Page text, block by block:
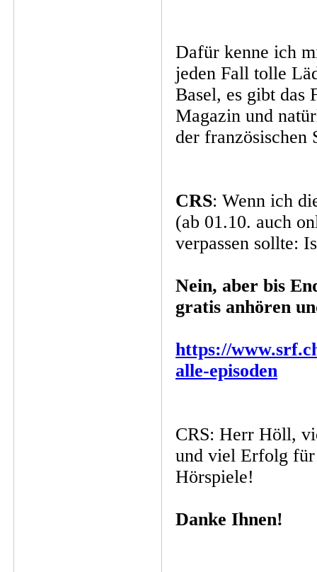
Dafür kenne ich
jeden Fall tolle
Basel, es gibt das
Magazin und
der französischen
CRS: Wenn ich
(ab 01.10. auch
verpassen sollte:
Nein, aber bis
gratis anhören
https://
alle-episoden
CRS: Herr Höll,
und viel Erfolg
Hörspiele!
Danke Ihnen!